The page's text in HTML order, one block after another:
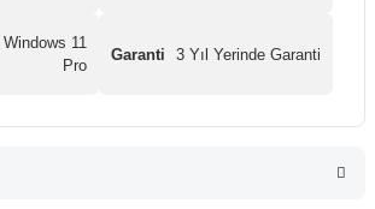
Windows 11
Pro
Garanti 3 Yıl Yerinde Garanti